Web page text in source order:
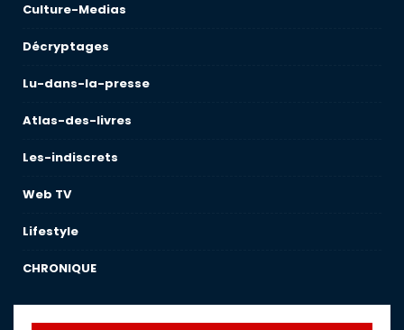
Culture-Medias
Décryptages
Lu-dans-la-presse
Atlas-des-livres
Les-indiscrets
Web TV
Lifestyle
CHRONIQUE